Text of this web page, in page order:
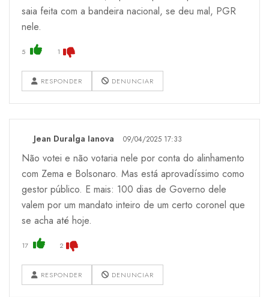
saia feita com a bandeira nacional, se deu mal, PGR
nele.
5 1
RESPONDER DENUNCIAR
Jean Duralga Ianova 09/04/2025 17:33
Não votei e não votaria nele por conta do alinhamento
com Zema e Bolsonaro. Mas está aprovadíssimo como
gestor público. E mais: 100 dias de Governo dele
valem por um mandato inteiro de um certo coronel que
se acha até hoje.
17 2
RESPONDER DENUNCIAR